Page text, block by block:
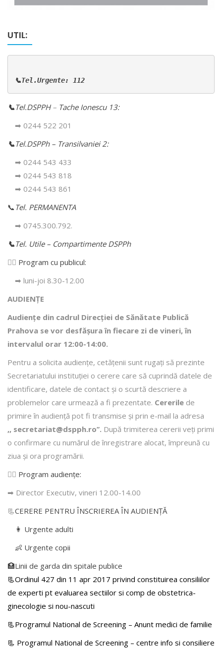
UTIL:
📞Tel.Urgente: 112
📞Tel.DSPPH – Tache Ionescu 13:
➡ 0244 522 201
📞Tel.DSPPh – Transilvaniei 2:
➡ 0244 543 433
➡ 0244 543 818
➡ 0244 543 861
📞 Tel. PERMANENTA
➡ 0745.300.792.
📞Tel. Utile – Compartimente DSPPh
👩‍⚕️ Program cu publicul:
➡ luni-joi 8.30-12.00
AUDIENȚE
Audiențe din cadrul Direcţiei de Sănătate Publică
Prahova se vor desfăşura în fiecare zi de vineri, în
intervalul orar 12:00-14:00.
Pentru a solicita audienţe, cetăţenii sunt rugaţi să prezinte
Secretariatului instituției o cerere care să cuprindă datele de
identificare, datele de contact şi o scurtă descriere a
problemelor care urmează a fi prezentate. Cererile de
primire în audienţă pot fi transmise şi prin e-mail la adresa
,, secretariat@dspph.ro’’. După trimiterea cererii veţi primi
o confirmare cu numărul de înregistrare alocat, împreună cu
ziua şi ora programării.
👩‍⚕️ Program audiențe:
➡ Director Executiv, vineri 12.00-14.00
📃CERERE PENTRU ÎNSCRIEREA ÎN AUDIENŢĂ
👩 Urgente adulti
👶 Urgente copii
🏥Linii de garda din spitale publice
📃Ordinul 427 din 11 apr 2017 privind constituirea consiliilor
de experti pt evaluarea sectiilor si comp de obstetrica-
ginecologie si nou-nascuti
📃Programul National de Screening – Anunt medici de familie
📃 Programul National de Screening – centre info si consiliere